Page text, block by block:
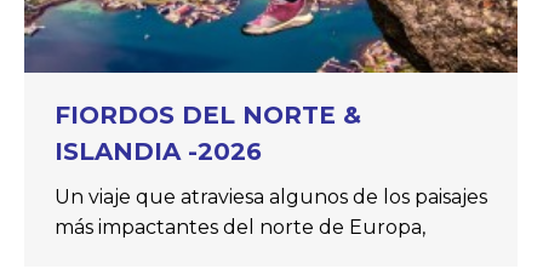
FIORDOS DEL NORTE &
ISLANDIA -2026
Un viaje que atraviesa algunos de los paisajes
más impactantes del norte de Europa,